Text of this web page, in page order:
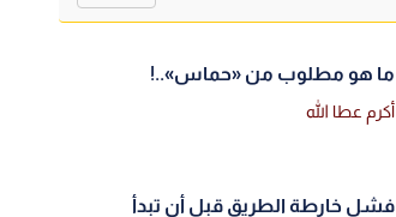
ما هو مطلوب من «حماس»..!
أكرم عطا الله
فشل خارطة الطريق قبل أن تبدأ